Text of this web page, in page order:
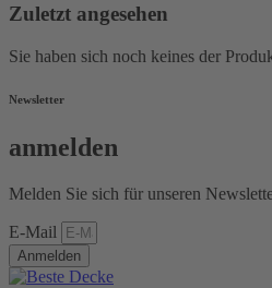
Zuletzt angesehen
Sie haben sich noch keines der
Newsletter
anmelden
Melden Sie sich für unseren
E-Mail
Anmelden